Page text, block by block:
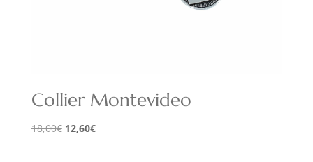
Collier Montevideo
18,00€ Le
12,60€Le